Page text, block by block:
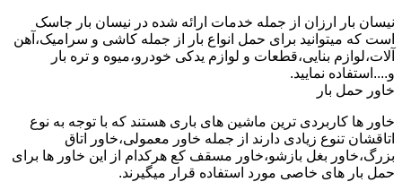
نیسان بار ارزان از جمله خدمات ارائه شده در نیسان بار جاسک
است که میتوانید برای حمل انواع بار از جمله کاشی و سرامیک،آهن
آلات،لوازم بنایی،قطعات و لوازم یدکی خودرو،میوه و تره بار
و....استفاده نمایید.
خاور حمل بار
خاور ها کاربردی ترین ماشین های باری هستند که با توجه به نوع
اتاقشان تنوع زیادی دارند از جمله خاور معمولی،خاور اتاق
بزرگ،خاور بغل بازشو،خاور مسقف کع هرکدام از این خاور ها برای
حمل بار های خاصی مورد استفاده قرار میگیرند.